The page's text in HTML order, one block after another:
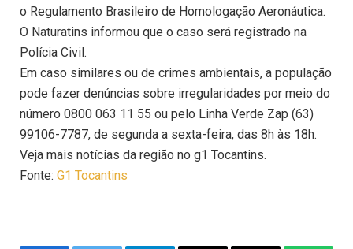
o Regulamento Brasileiro de Homologação Aeronáutica.
O Naturatins informou que o caso será registrado na
Polícia Civil.
Em caso similares ou de crimes ambientais, a população
pode fazer denúncias sobre irregularidades por meio do
número 0800 063 11 55 ou pelo Linha Verde Zap (63)
99106-7787, de segunda a sexta-feira, das 8h às 18h.
Veja mais notícias da região no g1 Tocantins.
Fonte: G1 Tocantins